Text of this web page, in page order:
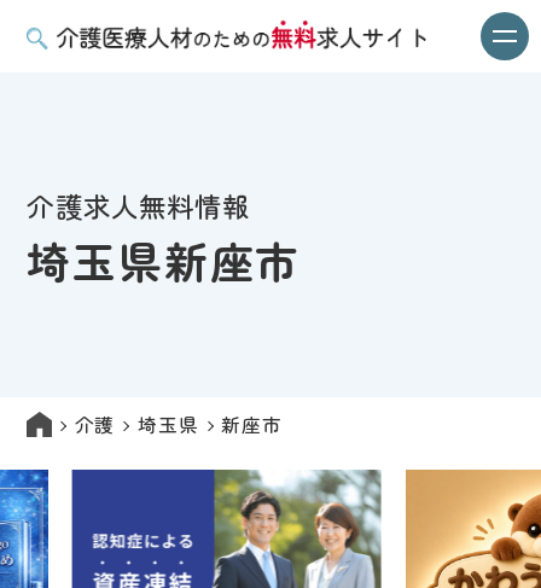
介護求人無料情報
埼玉県新座市
介護 埼玉県 新座市